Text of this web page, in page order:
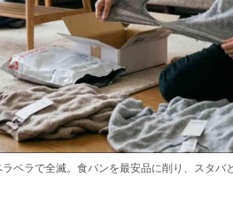
ペラで全滅。食パンを最安品に削り、スタバ